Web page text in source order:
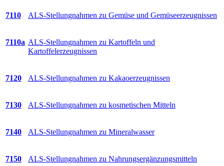
7110 ALS-Stellungnahmen zu Gemüse und Gemüseerzeugnissen
7110a ALS-Stellungnahmen zu Kartoffeln und
Kartoffelerzeugnissen
7120 ALS-Stellungnahmen zu Kakaoerzeugnissen
7130 ALS-Stellungnahmen zu kosmetischen Mitteln
7140 ALS-Stellungnahmen zu Mineralwasser
7150 ALS-Stellungnahmen zu Nahrungsergänzungsmitteln